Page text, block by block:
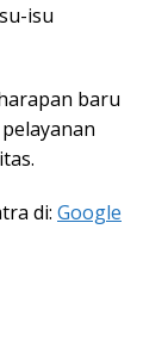
isu
baru
di: Google